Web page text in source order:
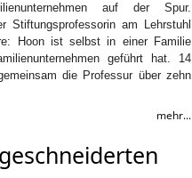
auf der Spur.
am Lehrstuhl
Hoon ist selbst in einer Familie
geführt hat. 14
die Professur über zehn
mehr...